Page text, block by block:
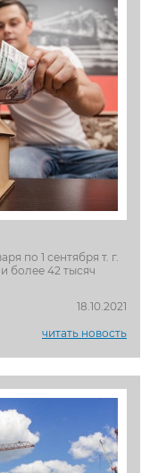
по 1 сентября т. г.
более 42 тысяч
18.10.2021
читать новость